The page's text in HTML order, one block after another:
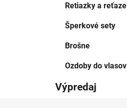
Retiazky a reťaze
Šperkové sety
Brošne
Ozdoby do vlasov
Výpredaj